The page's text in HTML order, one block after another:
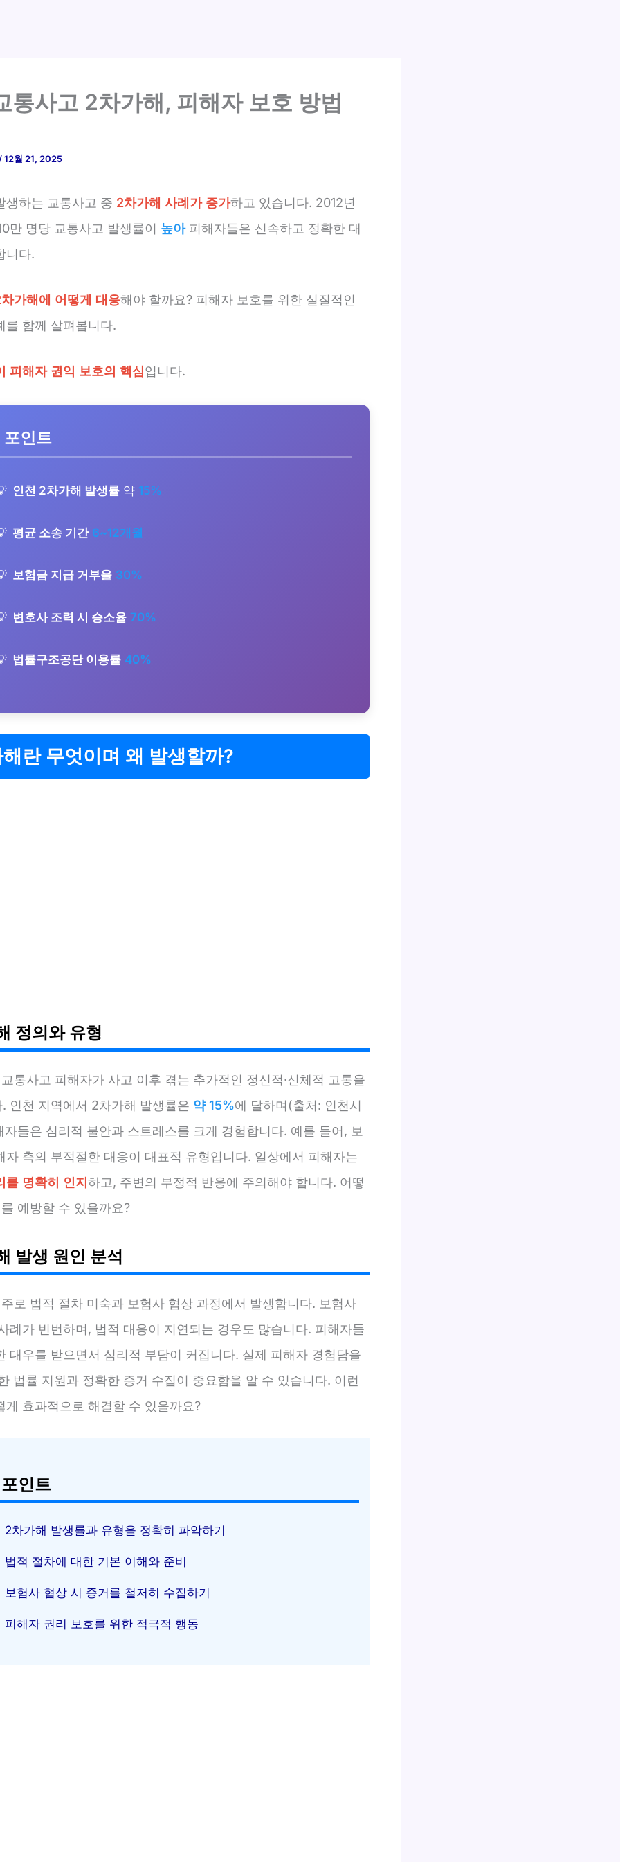
통사고 2차가해, 피해자 보호 방법
12월 21, 2025
생하는 교통사고 중 2차가해 사례가 증가하고 있습니다. 2012년
만 명당 교통사고 발생률이 높아피해자들은 신속하고 정확한 대
니다.
가해에 어떻게 대응해야 할까요? 피해자 보호를 위한 실질적인
를 함께 살펴봅니다.
피해자 권익 보호의 핵심입니다.
포인트
인천 2차가해 발생률 약 15%
평균 소송 기간 6~12개월
보험금 지급 거부율 30%
변호사 조력 시 승소율 70%
법률구조공단 이용률 40%
란 무엇이며 왜 발생할까?
정의와 유형
통사고 피해자가 사고 이후 겪는 추가적인 정신적·신체적 고통을
인천 지역에서 2차가해 발생률은 약 15%에 달하며(출처: 인천시
자들은 심리적 불안과 스트레스를 크게 경험합니다. 예를 들어, 보
자 측의 부적절한 대응이 대표적 유형입니다. 일상에서 피해자는
를 명확히 인지하고, 주변의 부정적 반응에 주의해야 합니다. 어떻
예방할 수 있을까요?
발생 원인 분석
로 법적 절차 미숙과 보험사 협상 과정에서 발생합니다. 보험사
례가 빈번하며, 법적 대응이 지연되는 경우도 많습니다. 피해자들
대우를 받으면서 심리적 부담이 커집니다. 실제 피해자 경험담을
법률 지원과 정확한 증거 수집이 중요함을 알 수 있습니다. 이런
게 효과적으로 해결할 수 있을까요?
인트
2차가해 발생률과 유형을 정확히 파악하기
법적 절차에 대한 기본 이해와 준비
보험사 협상 시 증거를 철저히 수집하기
피해자 권리 보호를 위한 적극적 행동